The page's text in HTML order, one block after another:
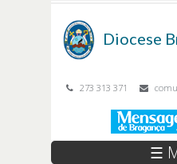
Diocese
273 313 371
☰